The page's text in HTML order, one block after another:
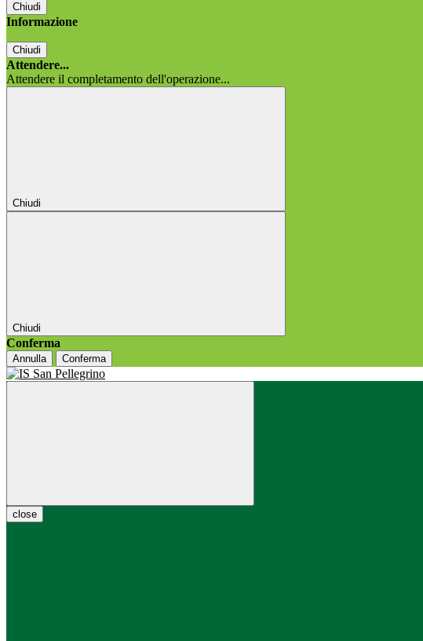
Chiudi
Informazione
Chiudi
Attendere...
Attendere il completamento dell'operazione...
Chiudi
Chiudi
Conferma
Annulla Conferma
close